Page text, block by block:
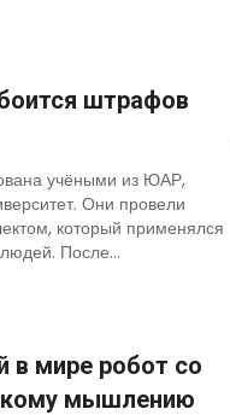
штрафов
учёными из ЮАР,
Они провели
который применялся
После...
в мире робот со
мышлению